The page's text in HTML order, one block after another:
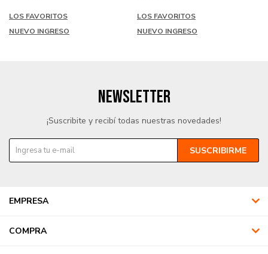
LOS FAVORITOS
NUEVO INGRESO
LOS FAVORITOS
NUEVO INGRESO
EMPRESA
COMPRA
NEWSLETTER
¡Suscribite y recibí todas nuestras novedades!
SUSCRIBIRME